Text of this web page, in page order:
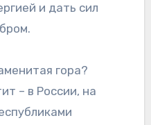
и дать сил
гора?
– в России, на